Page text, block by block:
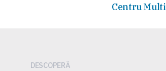
Articolul
Centru
DESCOPERĂ